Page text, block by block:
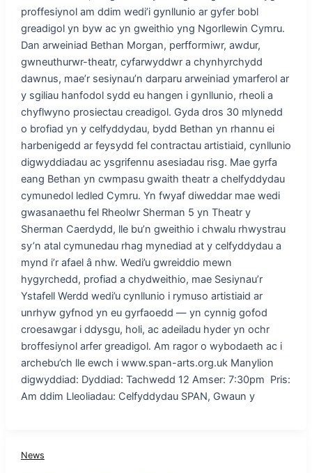
proffesiynol am ddim wedi’i gynllunio ar gyfer bobl
greadigol yn byw ac yn gweithio yng Ngorllewin Cymru.
Dan arweiniad Bethan Morgan, perfformiwr, awdur,
gwneuthurwr-theatr, cyfarwyddwr a chynhyrchydd
dawnus, mae’r sesiynau’n darparu arweiniad ymarferol ar
y sgiliau hanfodol sydd eu hangen i gynllunio, rheoli a
chyflwyno prosiectau creadigol. Gyda dros 30 mlynedd
o brofiad yn y celfyddydau, bydd Bethan yn rhannu ei
harbenigedd ar feysydd fel contractau artistiaid, cynllunio
digwyddiadau ac ysgrifennu asesiadau risg. Mae gyrfa
eang Bethan yn cwmpasu gwaith theatr a chelfyddydau
cymunedol ledled Cymru. Yn fwyaf diweddar mae wedi
gwasanaethu fel Rheolwr Sherman 5 yn Theatr y
Sherman Caerdydd, lle bu’n gweithio i chwalu rhwystrau
sy’n atal cymunedau rhag mynediad at y celfyddydau a
mynd i’r afael â nhw. Wedi’u gwreiddio mewn
hygyrchedd, profiad a chydweithio, mae Sesiynau’r
Ystafell Werdd wedi’u cynllunio i rymuso artistiaid ar
unrhyw gyfnod yn eu gyrfaoedd — yn cynnig gofod
croesawgar i ddysgu, holi, ac adeiladu hyder yn ochr
broffesiynol arfer greadigol. Am ragor o wybodaeth ac i
archebu’ch lle ewch i www.span-arts.org.uk Manylion
digwyddiad: Dyddiad: Tachwedd 12 Amser: 7:30pm Pris:
Am ddim Lleoliadau: Celfyddydau SPAN, Gwaun y
News